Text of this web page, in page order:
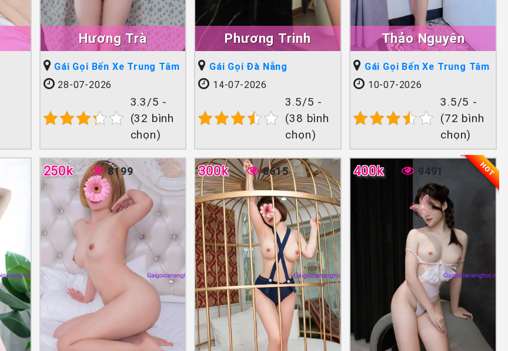
Hương Trà
Gái Gọi Bến Xe Trung Tâm
28-07-2026
3.3/5 -
(32 bình
chọn)
Phương Trinh
Gái Gọi Đà Nẵng
14-07-2026
3.5/5 -
(38 bình
chọn)
Thảo Nguyên
Gái Gọi Bến Xe Trung Tâm
10-07-2026
3.5/5 -
(72 bình
chọn)
250k 8199 300k 8615 400k 9491 HOT